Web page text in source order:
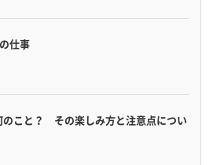
仕事
のこと？ その楽しみ方と注意点につい